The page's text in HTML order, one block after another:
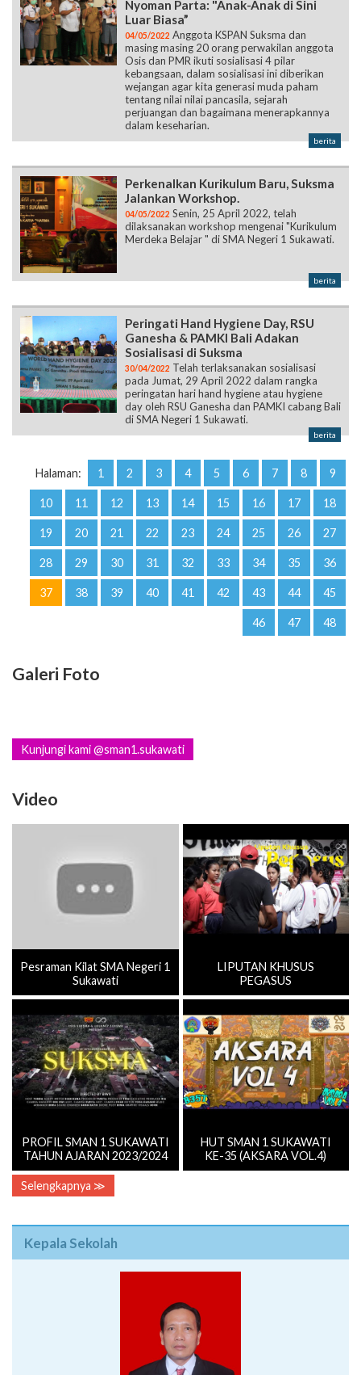
Nyoman Parta: "Anak-Anak di Sini
Luar Biasa”
04/05/2022 Anggota KSPAN Suksma dan
masing masing 20 orang perwakilan anggota
Osis dan PMR ikuti sosialisasi 4 pilar
kebangsaan, dalam sosialisasi ini diberikan
wejangan agar kita generasi muda paham
tentang nilai nilai pancasila, sejarah
perjuangan dan bagaimana menerapkannya
dalam keseharian.
berita
Perkenalkan Kurikulum Baru, Suksma
Jalankan Workshop.
04/05/2022 Senin, 25 April 2022, telah
dilaksanakan workshop mengenai "Kurikulum
Merdeka Belajar " di SMA Negeri 1 Sukawati.
berita
Peringati Hand Hygiene Day, RSU
Ganesha & PAMKI Bali Adakan
Sosialisasi di Suksma
30/04/2022 Telah terlaksanakan sosialisasi
pada Jumat, 29 April 2022 dalam rangka
peringatan hari hand hygiene atau hygiene
day oleh RSU Ganesha dan PAMKI cabang Bali
di SMA Negeri 1 Sukawati.
berita
Halaman: 1 2 3 4 5 6 7 8 9
10 11 12 13 14 15 16 17 18
19 20 21 22 23 24 25 26 27
28 29 30 31 32 33 34 35 36
37 38 39 40 41 42 43 44 45
46 47 48
Galeri Foto
Kunjungi kami @sman1.sukawati
Video
Pesraman Kilat SMA Negeri 1
Sukawati
LIPUTAN KHUSUS
PEGASUS
PROFIL SMAN 1 SUKAWATI
TAHUN AJARAN 2023/2024
HUT SMAN 1 SUKAWATI
KE-35 (AKSARA VOL.4)
Selengkapnya ≫
Kepala Sekolah